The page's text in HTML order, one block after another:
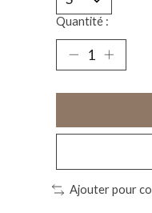
Quantité :
Ajouter pour